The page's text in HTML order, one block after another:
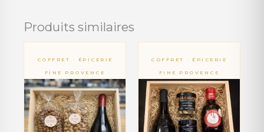
Produits similaires